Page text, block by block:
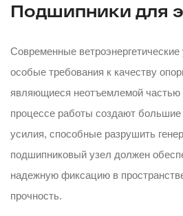
Подшипники для
Современные
особые требования к качеству
являющиеся неотъемлемой частью
процессе работы создают
усилия, способные разрушить
подшипниковый узел должен
надежную фиксацию в
прочность.